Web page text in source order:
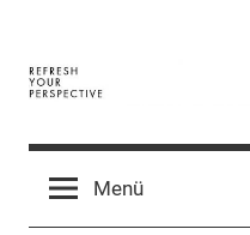
springen
Terminal
Y
Digital
BusinessMenü